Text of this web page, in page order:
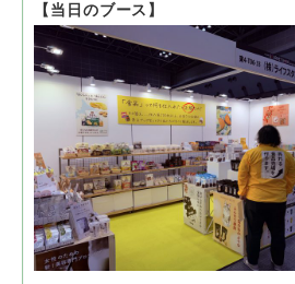
【当日のブース】